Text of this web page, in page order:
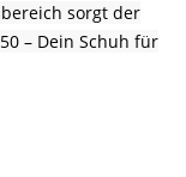
sorgt der
– Dein Schuh für